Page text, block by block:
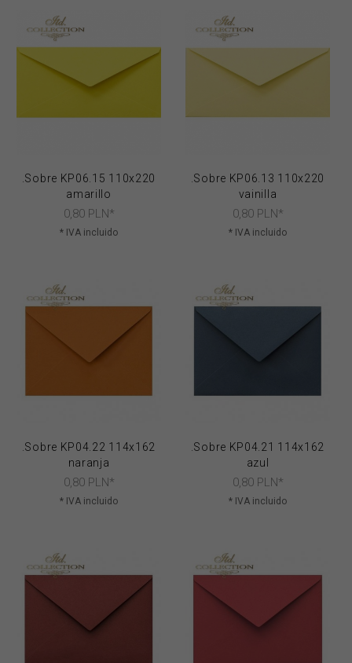
.Sobre KP06.15 110x220
amarillo
0, 80 PLN*
* IVA incluido
.Sobre KP06.13 110x220
vainilla
0, 80 PLN*
* IVA incluido
.Sobre KP04.22 114x162
naranja
0, 80 PLN*
* IVA incluido
.Sobre KP04.21 114x162
azul
0, 80 PLN*
* IVA incluido